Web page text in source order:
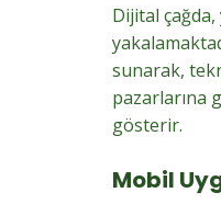
Dijital çağda,
sunarak,
pazarlarına
gösterir.
Mobil